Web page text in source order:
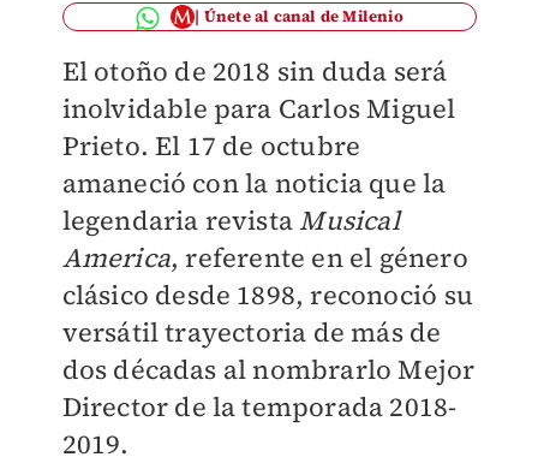
Únete al canal de Milenio
El otoño de 2018 sin duda será
inolvidable para Carlos Miguel
Prieto. El 17 de octubre
amaneció con la noticia que la
legendaria revista Musical
America, referente en el género
clásico desde 1898, reconoció su
versátil trayectoria de más de
dos décadas al nombrarlo Mejor
Director de la temporada 2018-
2019.